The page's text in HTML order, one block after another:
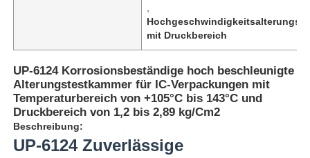
mit Druckbereich
UP-6124 Korrosionsbeständige hoch beschleunigte
Alterungstestkammer für IC-Verpackungen mit
Temperaturbereich von +105°C bis 143°C und
Druckbereich von 1,2 bis 2,89 kg/Cm2
Beschreibung:
UP-6124 Zuverlässige